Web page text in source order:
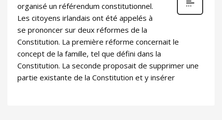
organisé un référendum constitutionnel.
Les citoyens irlandais ont été appelés à
se prononcer sur deux réformes de la
Constitution. La première réforme concernait le
concept de la famille, tel que défini dans la
Constitution. La seconde proposait de supprimer une
partie existante de la Constitution et y insérer